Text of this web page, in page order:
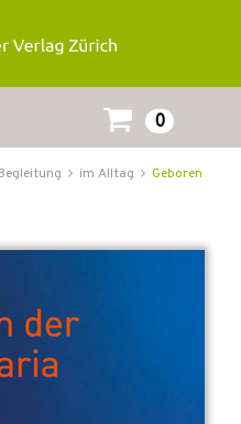
0
im Alltag
Geboren